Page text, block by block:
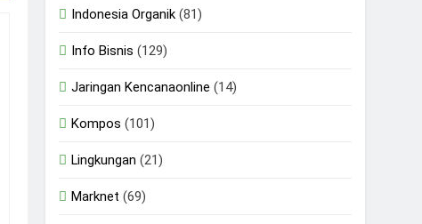
Indonesia Organik (81)
Info Bisnis (129)
Jaringan Kencanaonline (14)
Kompos (101)
Lingkungan (21)
Marknet (69)